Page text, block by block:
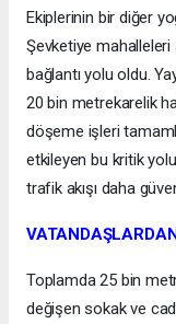
Ekiplerinin bir diğer
Şevketiye mahalleleri
bağlantı yolu oldu.
20 bin metrekarelik
döşeme işleri
etkileyen bu kritik
trafik akışı daha
Toplamda 25 bin
değişen sokak ve